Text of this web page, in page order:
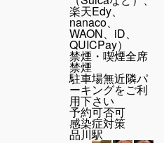
楽天Edy、
nanaco、
WAON、iD、
QUICPay）
禁煙・喫煙全席
禁煙
駐車場無近隣パ
ーキングをご利
用下さい
予約可否可
感染症対策
品川駅